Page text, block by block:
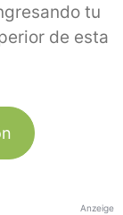
tu
de esta
Anzeige